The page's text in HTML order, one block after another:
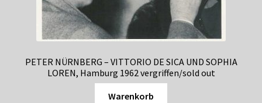
PETER NÜRNBERG – VITTORIO DE SICA UND SOPHIA
LOREN, Hamburg 1962 vergriffen/sold out
Warenkorb